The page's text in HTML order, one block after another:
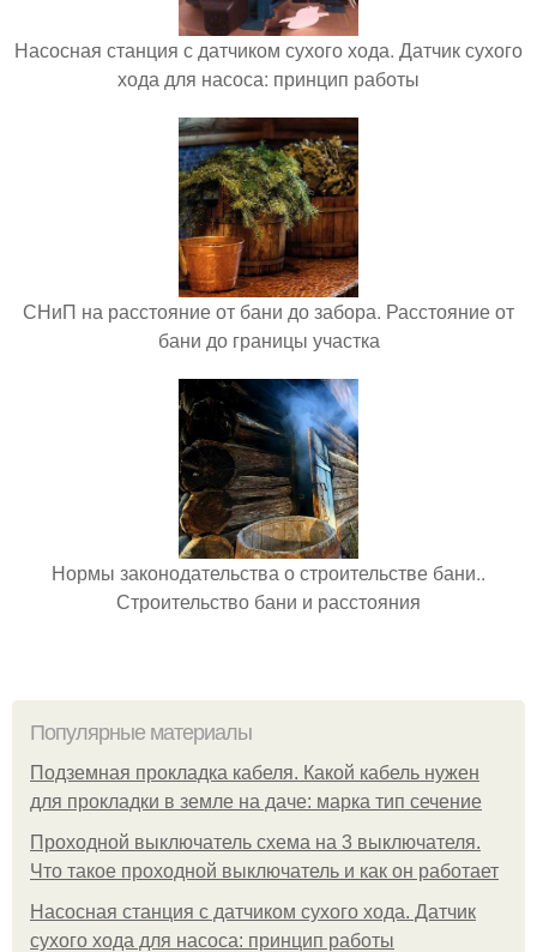
Насосная станция с датчиком сухого хода. Датчик сухого
хода для насоса: принцип работы
СНиП на расстояние от бани до забора. Расстояние от
бани до границы участка
Нормы законодательства о строительстве бани..
Строительство бани и расстояния
Популярные материалы
Подземная прокладка кабеля. Какой кабель нужен
для прокладки в земле на даче: марка тип сечение
Проходной выключатель схема на 3 выключателя.
Что такое проходной выключатель и как он работает
Насосная станция с датчиком сухого хода. Датчик
сухого хода для насоса: принцип работы